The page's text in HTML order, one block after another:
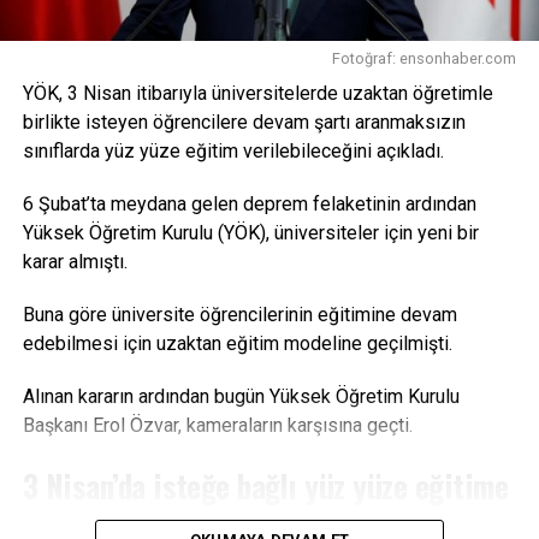
aydınlık geleceğini inşa edecek araştırmacı insan
kaynağımıza yönelik desteklerimizi sürdüreceğiz. Milli
Teknoloji Hamlesi hedeflerimizi yetişmiş insan
kaynağımızla gerçekleştireceğiz” dedi.
Kaynak: trthaber.com4
Facebook
Mastodon
EmailShare
Fotoğraf: ensonhaber.com
YÖK, 3 Nisan itibarıyla üniversitelerde uzaktan öğretimle
birlikte isteyen öğrencilere devam şartı aranmaksızın
sınıflarda yüz yüze eğitim verilebileceğini açıkladı.
6 Şubat’ta meydana gelen deprem felaketinin ardından
Yüksek Öğretim Kurulu (YÖK), üniversiteler için yeni bir
karar almıştı.
Buna göre üniversite öğrencilerinin eğitimine devam
edebilmesi için uzaktan eğitim modeline geçilmişti.
Alınan kararın ardından bugün Yüksek Öğretim Kurulu
Başkanı Erol Özvar, kameraların karşısına geçti.
geçiliyor